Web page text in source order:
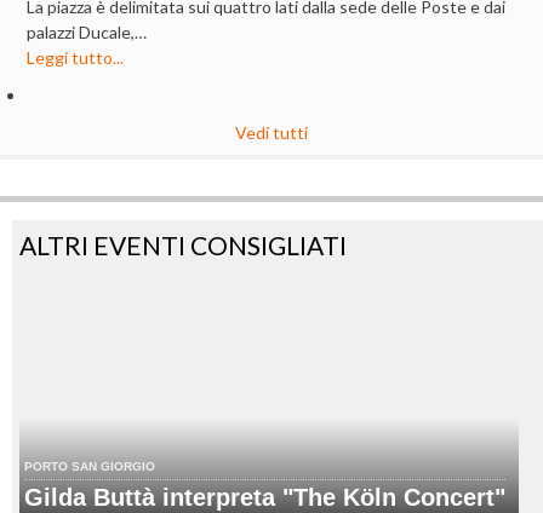
La piazza è delimitata sui quattro lati dalla sede delle Poste e dai
palazzi Ducale,…
Leggi tutto...
Vedi tutti
ALTRI EVENTI CONSIGLIATI
PORTO SAN GIORGIO
Gilda Buttà interpreta "The Köln Concert"